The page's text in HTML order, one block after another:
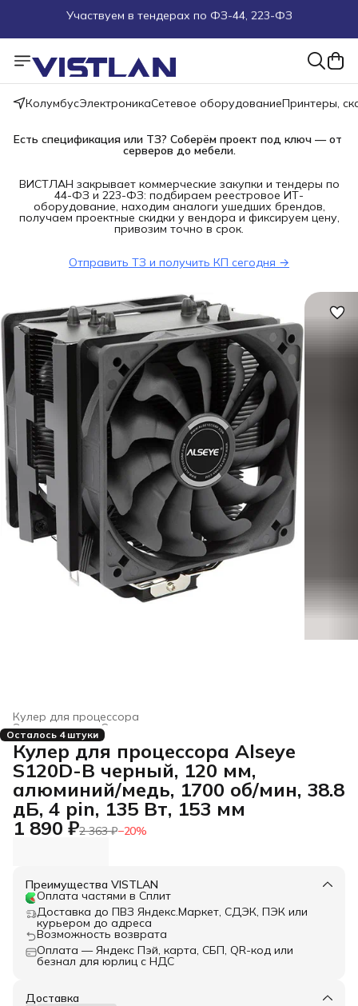
Пуско-наладочные работы
Пришлите запрос на e-mail или в чат
Более 100 000 позиций в наличии и под заказ
КолумбусЭлектроникаСетевое оборудованиеПринтеры,
Есть спецификация или ТЗ? Соберём проект под ключ — от
серверов до мебели.
ВИСТЛАН закрывает коммерческие закупки и тендеры по
44-ФЗ и 223-ФЗ: подбираем реестровое ИТ-
оборудование, находим аналоги ушедших брендов,
получаем проектные скидки у вендора и фиксируем цену,
привозим точно в срок.
Отправить ТЗ и получить КП сегодня →
Кулер для процессора
Системы охлаждения для компьютеров
Электроника ›
Главная ›
Осталось 4 штуки
Кулер для процессора Alseye
S120D-B черный, 120 мм,
алюминий/медь, 1700 об/мин, 38.8
дБ, 4 pin, 135 Вт, 153 мм
1 890 ₽2 363 ₽−20%
Преимущества VISTLAN
Оплата частями в Сплит
Доставка до ПВЗ Яндекс.Маркет, СДЭК, ПЭК или
курьером до адреса
Возможность возврата
Оплата — Яндекс Пэй, карта, СБП, QR-код или
безнал для юрлиц с НДС
Доставка